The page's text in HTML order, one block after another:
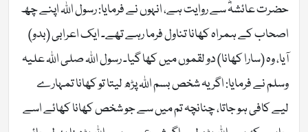
حضرت عائشہؓ سے روایت ہے، انہوں نے فرمایا: رسول اللہ اپنے چھ
اصحاب کے ہمراہ کھانا تناول فرما رہے تھے۔ ایک اعرابی (بدو)
آیا، وہ (سارا کھانا) دو لقموں میں کھا گیا۔ رسول اللہ صلی اللہ علیہ
وسلم نے فرمایا: اگر یہ شخص بسم اللہ پڑھ لیتا تو کھانا تمہارے
لیے کافی ہو جاتا، چنانچہ تم میں سے جو شخص کھانا کھائے اسے